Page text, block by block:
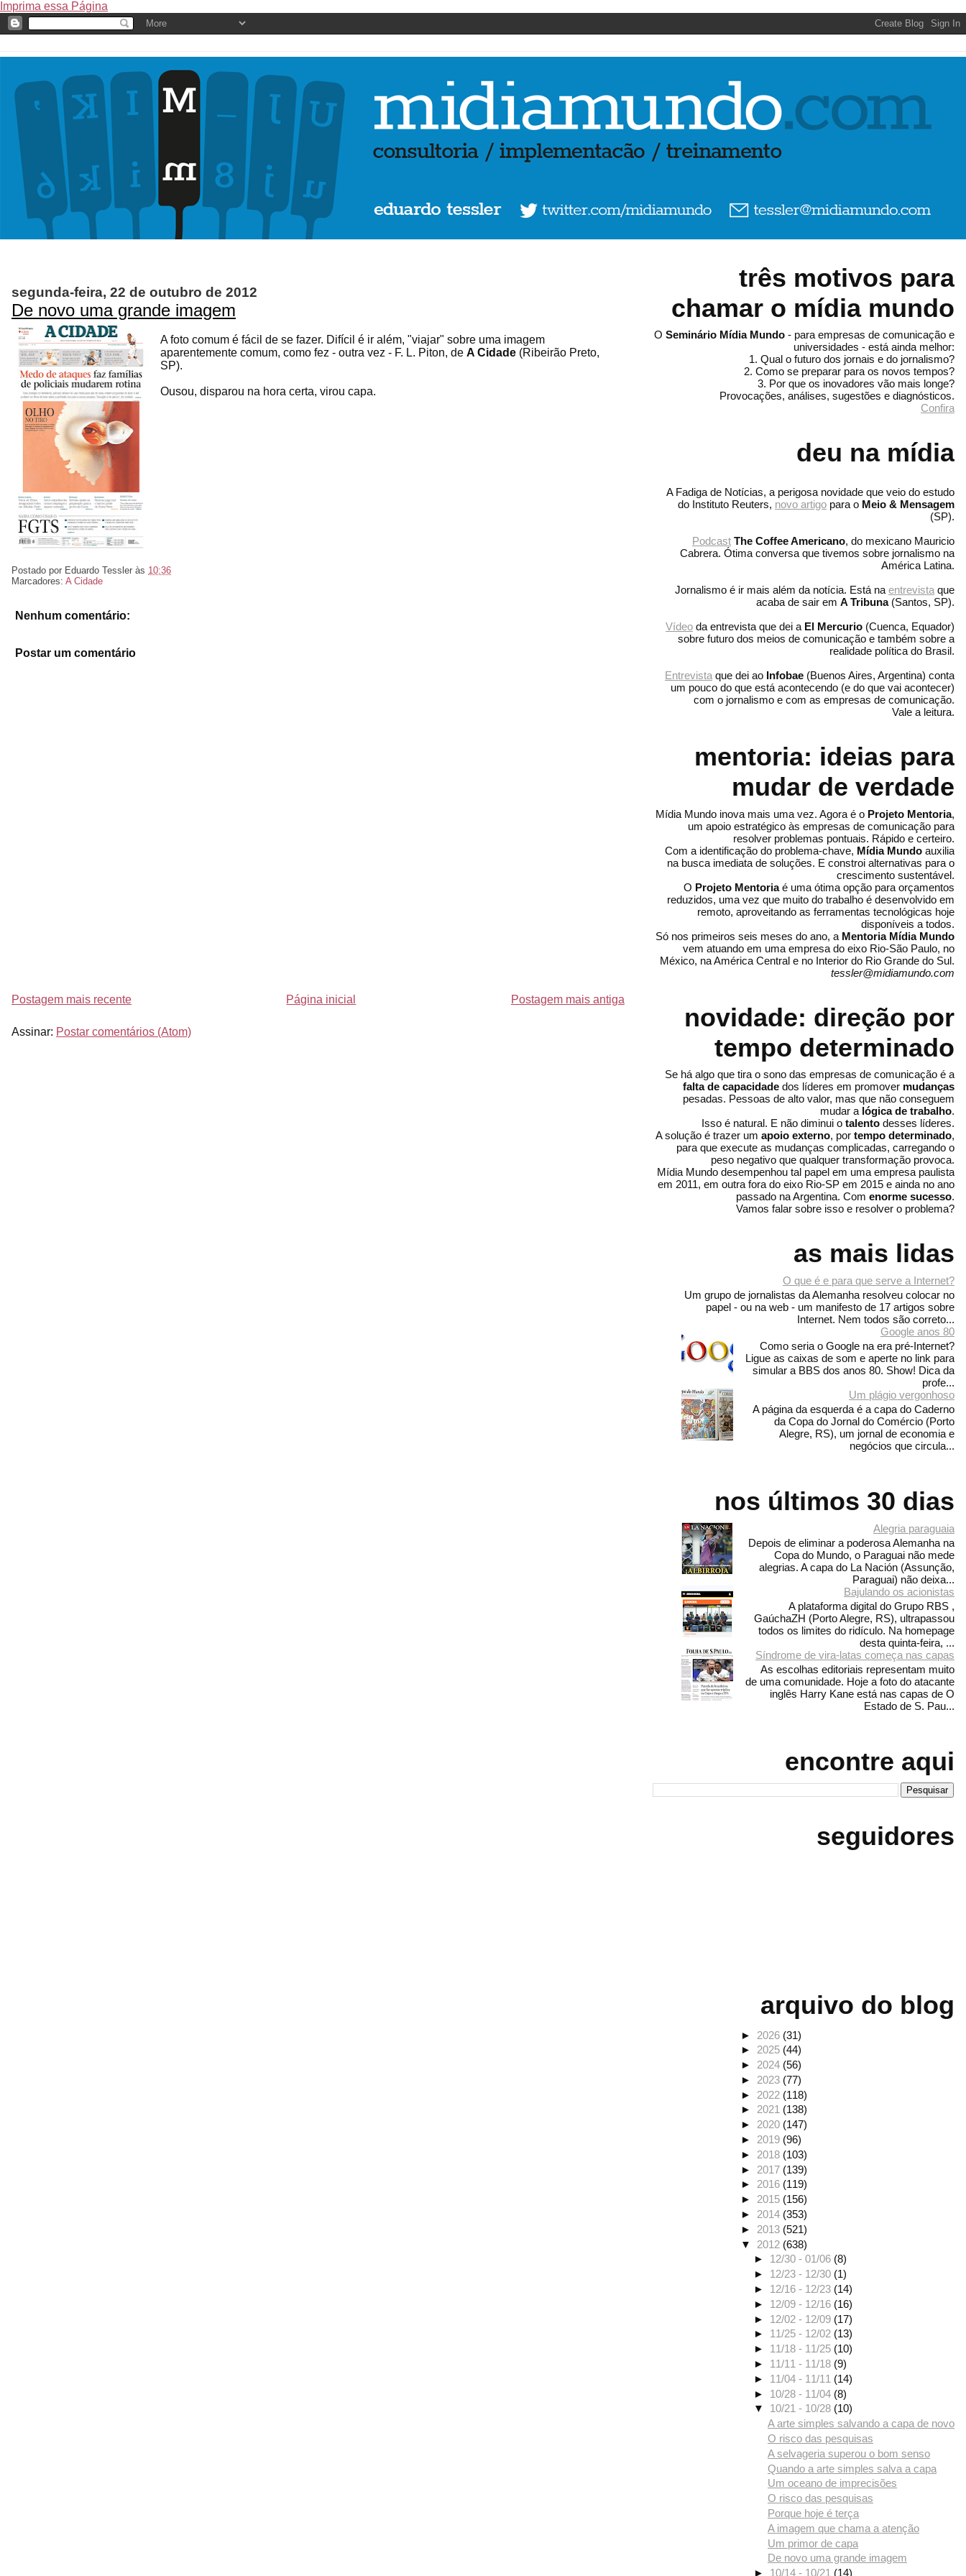
Imprima essa Página
segunda-feira, 22 de outubro de 2012
De novo uma grande imagem
A foto comum é fácil de se fazer. Difícil é ir além, "viajar" sobre uma imagem
aparentemente comum, como fez - outra vez - F. L. Piton, de A Cidade (Ribeirão Preto,
SP).
Ousou, disparou na hora certa, virou capa.
Postado por Eduardo Tessler às 10:36
Marcadores: A Cidade
Nenhum comentário:
Postar um comentário
Postagem mais recente Postagem mais antiga
Página inicial
Assinar: Postar comentários (Atom)
três motivos para
chamar o mídia mundo
O Seminário Mídia Mundo - para empresas de comunicação e
universidades - está ainda melhor:
1. Qual o futuro dos jornais e do jornalismo?
2. Como se preparar para os novos tempos?
3. Por que os inovadores vão mais longe?
Provocações, análises, sugestões e diagnósticos.
Confira
deu na mídia
A Fadiga de Notícias, a perigosa novidade que veio do estudo
do Instituto Reuters, novo artigo para o Meio & Mensagem
(SP).
Podcast The Coffee Americano, do mexicano Mauricio
Cabrera. Ótima conversa que tivemos sobre jornalismo na
América Latina.
Jornalismo é ir mais além da notícia. Está na entrevista que
acaba de sair em A Tribuna(Santos, SP).
Vídeo da entrevista que dei a El Mercurio (Cuenca, Equador)
sobre futuro dos meios de comunicação e também sobre a
realidade política do Brasil.
Entrevista que dei ao Infobae (Buenos Aires, Argentina) conta
um pouco do que está acontecendo (e do que vai acontecer)
com o jornalismo e com as empresas de comunicação.
Vale a leitura.
mentoria: ideias para
mudar de verdade
Mídia Mundo inova mais uma vez. Agora é o Projeto Mentoria,
um apoio estratégico às empresas de comunicação para
resolver problemas pontuais. Rápido e certeiro.
Com a identificação do problema-chave, Mídia Mundo auxilia
na busca imediata de soluções. E constroi alternativas para o
crescimento sustentável.
O Projeto Mentoriaé uma ótima opção para orçamentos
reduzidos, uma vez que muito do trabalho é desenvolvido em
remoto, aproveitando as ferramentas tecnológicas hoje
disponíveis a todos.
Só nos primeiros seis meses do ano, a Mentoria Mídia Mundo
vem atuando em uma empresa do eixo Rio-São Paulo, no
México, na América Central e no Interior do Rio Grande do Sul.
tessler@midiamundo.com
novidade: direção por
tempo determinado
Se há algo que tira o sono das empresas de comunicação é a
falta de capacidade dos líderes em promover mudanças
pesadas. Pessoas de alto valor, mas que não conseguem
mudar a lógica de trabalho.
Isso é natural. E não diminui o talento desses líderes.
A solução é trazer um apoio externo, por tempo determinado,
para que execute as mudanças complicadas, carregando o
peso negativo que qualquer transformação provoca.
Mídia Mundo desempenhou tal papel em uma empresa paulista
em 2011, em outra fora do eixo Rio-SP em 2015 e ainda no ano
passado na Argentina. Com enorme sucesso.
Vamos falar sobre isso e resolver o problema?
as mais lidas
O que é e para que serve a Internet?
Um grupo de jornalistas da Alemanha resolveu colocar no
papel - ou na web - um manifesto de 17 artigos sobre
Internet. Nem todos são correto...
Google anos 80
Como seria o Google na era pré-Internet?
Ligue as caixas de som e aperte no link para
simular a BBS dos anos 80. Show! Dica da
profe...
Um plágio vergonhoso
A página da esquerda é a capa do Caderno
da Copa do Jornal do Comércio (Porto
Alegre, RS), um jornal de economia e
negócios que circula...
nos últimos 30 dias
Alegria paraguaia
Depois de eliminar a poderosa Alemanha na
Copa do Mundo, o Paraguai não mede
alegrias. A capa do La Nación (Assunção,
Paraguai) não deixa...
Bajulando os acionistas
A plataforma digital do Grupo RBS ,
GaúchaZH (Porto Alegre, RS), ultrapassou
todos os limites do ridículo. Na homepage
desta quinta-feira, ...
Síndrome de vira-latas começa nas capas
As escolhas editoriais representam muito
de uma comunidade. Hoje a foto do atacante
inglês Harry Kane está nas capas de O
Estado de S. Pau...
encontre aqui
seguidores
arquivo do blog
► 2026 (31)
► 2025 (44)
► 2024 (56)
► 2023 (77)
► 2022 (118)
►2021 (138)
► 2020 (147)
► 2019 (96)
► 2018 (103)
► 2017 (139)
►2016 (119)
► 2015 (156)
► 2014 (353)
► 2013 (521)
▼ 2012 (638)
► 12/30 - 01/06 (8)
► 12/23 - 12/30 (1)
► 12/16 - 12/23 (14)
► 12/09 - 12/16 (16)
► 12/02 - 12/09 (17)
► 11/25 - 12/02 (13)
► 11/18 - 11/25 (10)
► 11/11 - 11/18 (9)
► 11/04 - 11/11 (14)
► 10/28 - 11/04 (8)
▼ 10/21 - 10/28 (10)
A arte simples salvando a capa de novo
O risco das pesquisas
A selvageria superou o bom senso
Quando a arte simples salva a capa
Um oceano de imprecisões
O risco das pesquisas
Porque hoje é terça
A imagem que chama a atenção
Um primor de capa
De novo uma grande imagem
► 10/14 - 10/21 (14)